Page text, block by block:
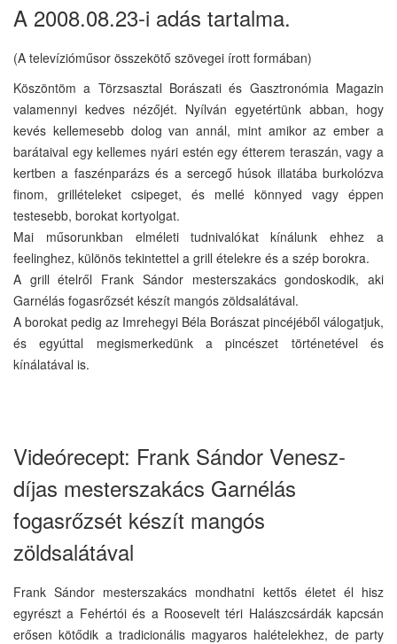
A 2008.08.23-i adás tartalma.
(A televízióműsor összekötő szövegei írott formában)
Köszöntöm a Törzsasztal Borászati és Gasztronómia Magazin
valamennyi kedves nézőjét. Nyílván egyetértünk abban, hogy
kevés kellemesebb dolog van annál, mint amikor az ember a
barátaival egy kellemes nyári estén egy étterem teraszán, vagy a
kertben a faszénparázs és a sercegő húsok illatába burkolózva
finom, grillételeket csipeget, és mellé könnyed vagy éppen
testesebb, borokat kortyolgat.
Mai műsorunkban elméleti tudnivalókat kínálunk ehhez a
feelinghez, különös tekintettel a grill ételekre és a szép borokra.
A grill ételről Frank Sándor mesterszakács gondoskodik, aki
Garnélás fogasrőzsét készít mangós zöldsalátával.
A borokat pedig az Imrehegyi Béla Borászat pincéjéből válogatjuk,
és egyúttal megismerkedünk a pincészet történetével és
kínálatával is.
Videórecept: Frank Sándor Venesz-
díjas mesterszakács Garnélás
fogasrőzsét készít mangós
zöldsalátával
Frank Sándor mesterszakács mondhatni kettős életet él hisz
egyrészt a Fehértói és a Roosevelt téri Halászcsárdák kapcsán
erősen kötődik a tradicionális magyaros halételekhez, de party